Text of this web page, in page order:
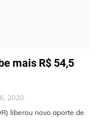
mais R$ 54,5
2020
liberou novo aporte de